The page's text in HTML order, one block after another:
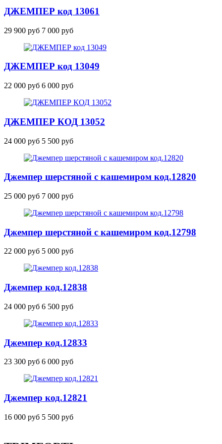
ДЖЕМПЕР код 13061
29 900 руб 7 000 руб
ДЖЕМПЕР код 13049
22 000 руб 6 000 руб
ДЖЕМПЕР КОД 13052
24 000 руб 5 500 руб
Джемпер шерстяной с кашемиром код.12820
25 000 руб 7 000 руб
Джемпер шерстяной с кашемиром код.12798
22 000 руб 5 000 руб
Джемпер код.12838
24 000 руб 6 500 руб
Джемпер код.12833
23 300 руб 6 000 руб
Джемпер код.12821
16 000 руб 5 500 руб